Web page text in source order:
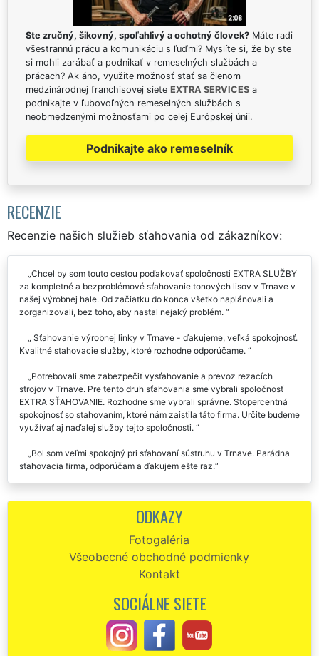
Ste zručný, šikovný, spoľahlivý a ochotný človek? Máte radi
všestrannú prácu a komunikáciu s ľuďmi? Myslíte si, že by ste
si mohli zarábať a podnikať v remeselných službách a
prácach? Ak áno, využite možnosť stať sa členom
medzinárodnej franchisovej siete EXTRA SERVICES a
podnikajte v ľubovoľných remeselných službách s
neobmedzenými možnosťami po celej Európskej únii.
Podnikajte ako remeselník
RECENZIE
Recenzie našich služieb sťahovania od zákazníkov:
Chcel by som touto cestou poďakovať spoločnosti EXTRA SLUŽBY
za kompletné a bezproblémové sťahovanie tonových lisov v Trnave v
našej výrobnej hale. Od začiatku do konca všetko naplánovali a
zorganizovali, bez toho, aby nastal nejaký problém.
Sťahovanie výrobnej linky v Trnave - ďakujeme, veľká spokojnosť.
Kvalitné sťahovacie služby, ktoré rozhodne odporúčame.
Potrebovali sme zabezpečiť vysťahovanie a prevoz rezacích
strojov v Trnave. Pre tento druh sťahovania sme vybrali spoločnosť
EXTRA SŤAHOVANIE. Rozhodne sme vybrali správne. Stopercentná
spokojnosť so sťahovaním, ktoré nám zaistila táto firma. Určite budeme
využívať aj naďalej služby tejto spoločnosti.
Bol som veľmi spokojný pri sťahovaní sústruhu v Trnave. Parádna
sťahovacia firma, odporúčam a ďakujem ešte raz.
ODKAZY
Fotogaléria
Všeobecné obchodné podmienky
Kontakt
SOCIÁLNE SIETE